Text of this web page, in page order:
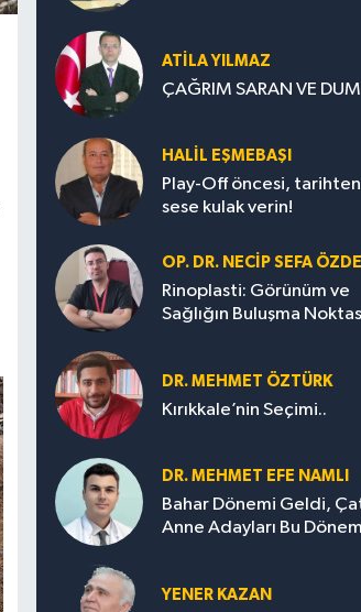
ATILA YILMAZ
ÇAĞRIM SARAN VE
HALIL EŞMEBAŞI
Play-Off öncesi,
sese kulak verin!
OP. DR. NECIP SEFA
Rinoplasti: Görünüm ve
Sağlığın Buluşma
DR. MEHMET ÖZTÜRK
Kırıkkale’nin Seçimi..
DR. MEHMET EFE NAMLI
Bahar Dönemi Geldi,
Anne Adayları Bu
YENER KAZAN